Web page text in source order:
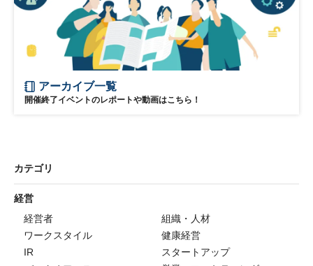
アーカイブ一覧
開催終了イベントのレポートや動画はこちら！
カテゴリ
経営
経営者
組織・人材
ワークスタイル
健康経営
IR
スタートアップ